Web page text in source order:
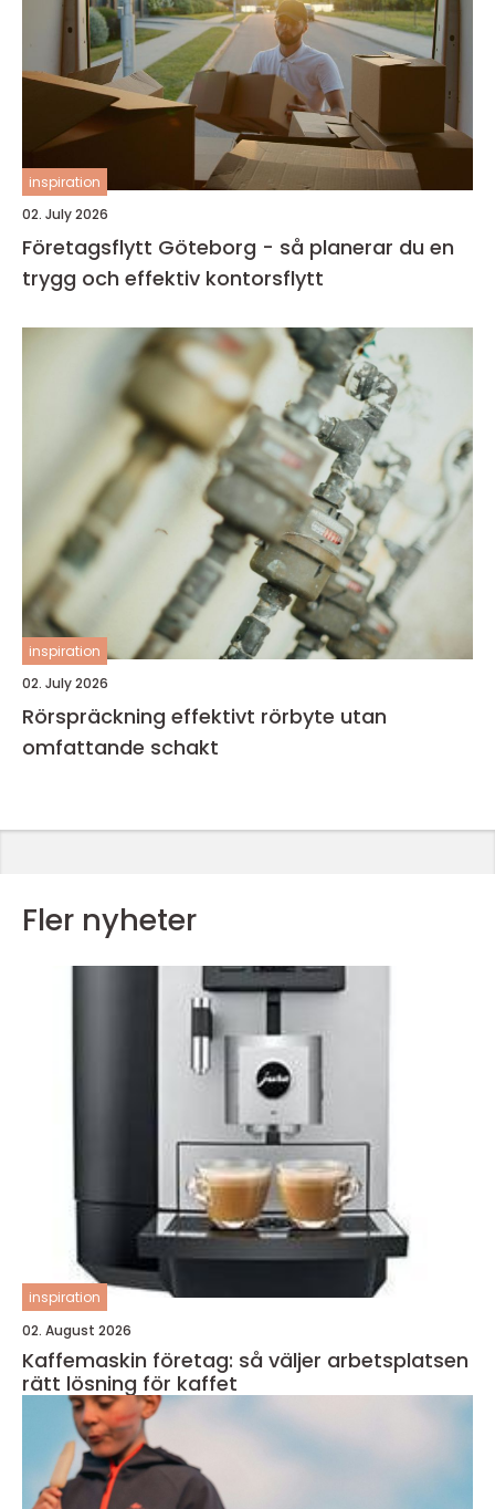
inspiration
02. July 2026
Företagsflytt Göteborg - så planerar du en
trygg och effektiv kontorsflytt
inspiration
02. July 2026
Rörspräckning effektivt rörbyte utan
omfattande schakt
Fler nyheter
inspiration
02. August 2026
Kaffemaskin företag: så väljer arbetsplatsen
rätt lösning för kaffet